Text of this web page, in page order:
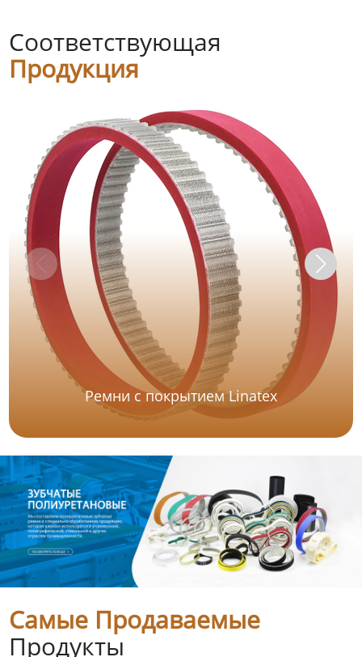
Соответствующая
Продукция
Ремни с покрытием Linatex
Самые Продаваемые
Продукты